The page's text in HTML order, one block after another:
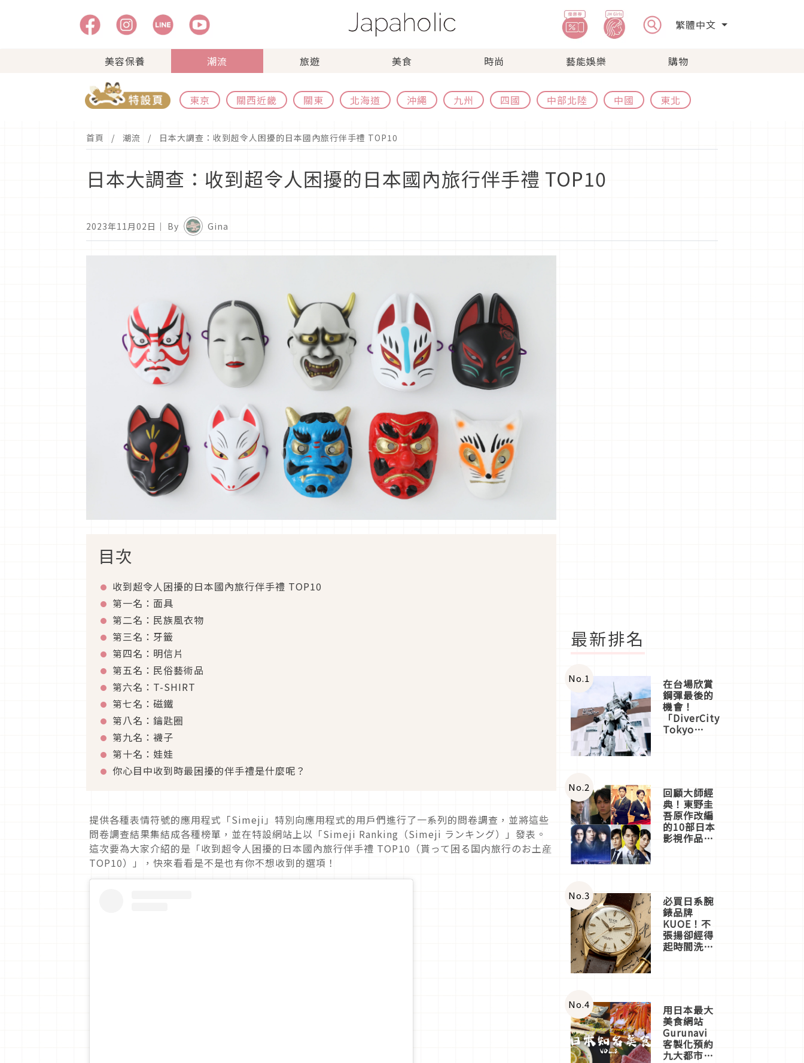
繁體中文
美容保養 潮流 旅遊 美食 時尚 藝能娛樂 購物
東京 關西近畿 關東 北海道 沖繩 九州 四國 中部北陸 中國 東北
首頁 潮流 日本大調查：收到超令人困擾的日本國內旅行伴手禮 TOP10
日本大調查：收到超令人困擾的日本國內旅行伴手禮 TOP10
2023年11月02日 ｜ By Gina
目次
收到超令人困擾的日本國內旅行伴手禮 TOP10
第一名：面具
第二名：民族風衣物
第三名：牙籤
第四名：明信片
第五名：民俗藝術品
第六名：T-SHIRT
第七名：磁鐵
第八名：鑰匙圈
第九名：襪子
第十名：娃娃
你心目中收到時最困擾的伴手禮是什麼呢？
提供各種表情符號的應用程式「Simeji」特別向應用程式的用戶們進行了一系列的問卷調查，並將這些
問卷調查結果集結成各種榜單，並在特設網站上以「Simeji Ranking（Simeji ランキング）」發表。
這次要為大家介紹的是「收到超令人困擾的日本國內旅行伴手禮 TOP10（貰って困る国内旅行のお土産
TOP10）」，快來看看是不是也有你不想收到的選項！
最新排名
No.1 在台場欣賞
鋼彈最後的
機會！
「DiverCity
Tokyo
體驗
No.2 回顧大師經
典！東野圭
吾原作改編
的10部日本
影視作品推
No.3 必買日系腕
錶品牌
KUOE！不
張揚卻經得
起時間洗鍊
No.4 用日本最大
美食網站
Gurunavi
客製化預約
九大都市餐